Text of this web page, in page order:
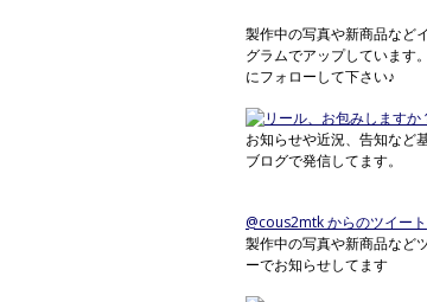
製作中の写真や新商品など
グラムでアップしています
にフォローして下さい♪
お知らせや近況、告知など
ブログで発信してます。
@cous2mtk からのツイート
製作中の写真や新商品など
ーでお知らせしてます